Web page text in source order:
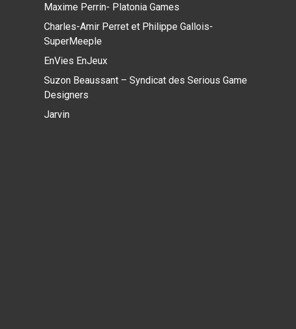
Maxime Perrin- Platonia Games
Charles-Amir Perret et Philippe Gallois-
SuperMeeple
EnVies EnJeux
Suzon Beaussant – Syndicat des Serious Game
Designers
Jarvin